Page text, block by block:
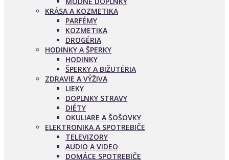
KRÁSA A KOZMETIKA
PARFÉMY
KOZMETIKA
DROGÉRIA
HODINKY A ŠPERKY
HODINKY
ŠPERKY A BIŽUTÉRIA
ZDRAVIE A VÝŽIVA
LIEKY
DOPLNKY STRAVY
DIÉTY
OKULIARE A ŠOŠOVKY
ELEKTRONIKA A SPOTREBIČE
TELEVIZORY
AUDIO A VIDEO
DOMÁCE SPOTREBIČE